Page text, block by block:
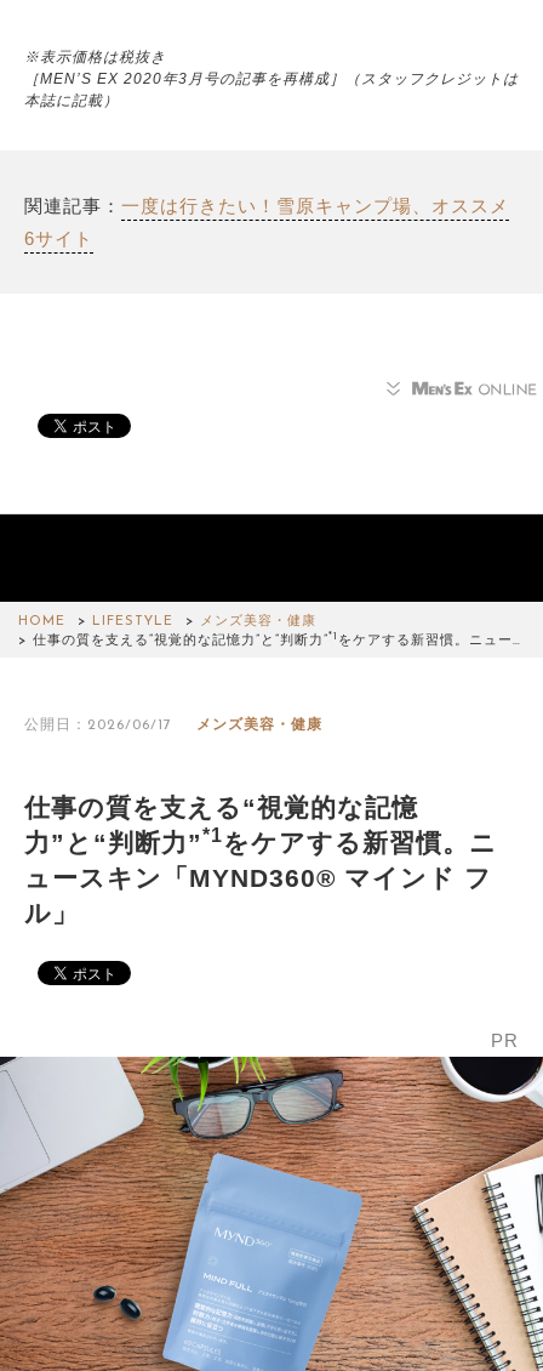
※表示価格は税抜き
［MEN’S EX 2020年3月号の記事を再構成］（スタッフクレジットは
本誌に記載）
関連記事： 一度は行きたい！雪原キャンプ場、オススメ
6サイト
HOME LIFESTYLE
メンズ美容・健康
仕事の質を支える“視覚的な記憶力”と“判断力”*1 をケアする新習慣。ニュー…
公開日：2026/06/17 メンズ美容・健康
仕事の質を支える“視覚的な記憶
力”と“判断力”*1をケアする新習慣。ニ
ュースキン「MYND360® マインド フ
ル」
PR